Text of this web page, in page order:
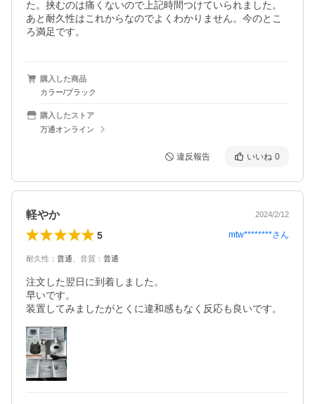
た。挟むのは痛くないので上記時間つけていられました。
あと耐久性はこれからなのでよくわかりません。今のとこ
ろ満足です。
購入した商品
カラー/ブラック
購入したストア
万通オンライン
違反報告 いいね 0
軽やか 2024/2/12
5 mtw********さん
耐久性 ： 普通 音質 ： 普通
注文した翌日に到着しました。
早いです。